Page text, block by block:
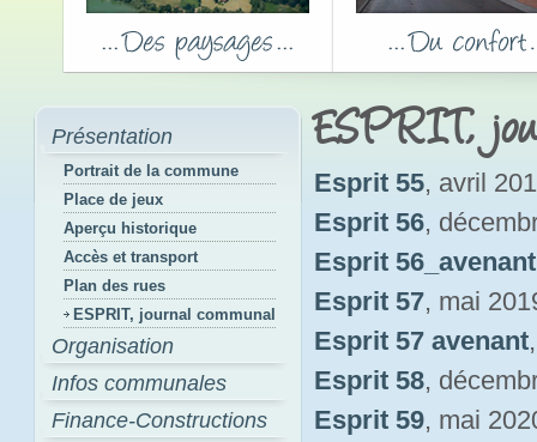
Présentation
Portrait de la commune
Place de jeux
Aperçu historique
Accès et transport
Plan des rues
ESPRIT, journal communal
Organisation
Infos communales
Finance-Constructions
ESPRIT,
Esprit 55, avril
Esprit 56,
Esprit 56_avenant
Esprit 57, mai
Esprit 57 avenant
Esprit 58,
Esprit 59, mai